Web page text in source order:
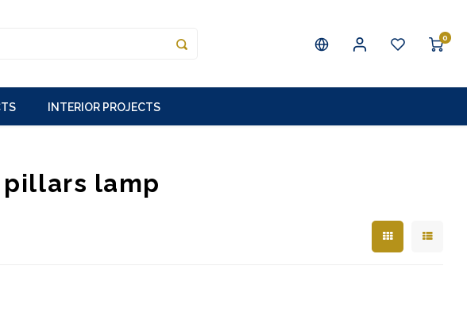
0
INTERIOR PROJECTS
lamp